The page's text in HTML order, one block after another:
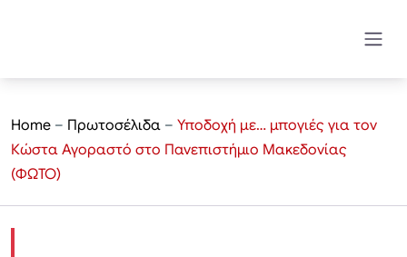
Home – Πρωτοσέλιδα – Υποδοχή με… μπογιές για τον
Κώστα Αγοραστό στο Πανεπιστήμιο Μακεδονίας
(ΦΩΤΟ)